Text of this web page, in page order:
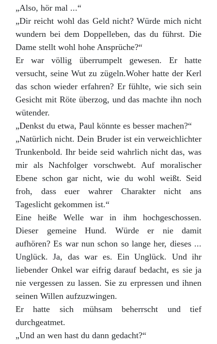
„Also, hör mal ...“
„Dir reicht wohl das Geld nicht? Würde mich nicht
wundern bei dem Doppelleben, das du führst. Die
Dame stellt wohl hohe Ansprüche?“
Er war völlig überrumpelt gewesen. Er hatte
versucht, seine Wut zu zügeln.Woher hatte der Kerl
das schon wieder erfahren? Er fühlte, wie sich sein
Gesicht mit Röte überzog, und das machte ihn noch
wütender.
„Denkst du etwa, Paul könnte es besser machen?“
„Natürlich nicht. Dein Bruder ist ein verweichlichter
Trunkenbold. Ihr beide seid wahrlich nicht das, was
mir als Nachfolger vorschwebt. Auf moralischer
Ebene schon gar nicht, wie du wohl weißt. Seid
froh, dass euer wahrer Charakter nicht ans
Tageslicht gekommen ist.“
Eine heiße Welle war in ihm hochgeschossen.
Dieser gemeine Hund. Würde er nie damit
aufhören? Es war nun schon so lange her, dieses ...
Unglück. Ja, das war es. Ein Unglück. Und ihr
liebender Onkel war eifrig darauf bedacht, es sie ja
nie vergessen zu lassen. Sie zu erpressen und ihnen
seinen Willen aufzuzwingen.
Er hatte sich mühsam beherrscht und tief
durchgeatmet.
„Und an wen hast du dann gedacht?“